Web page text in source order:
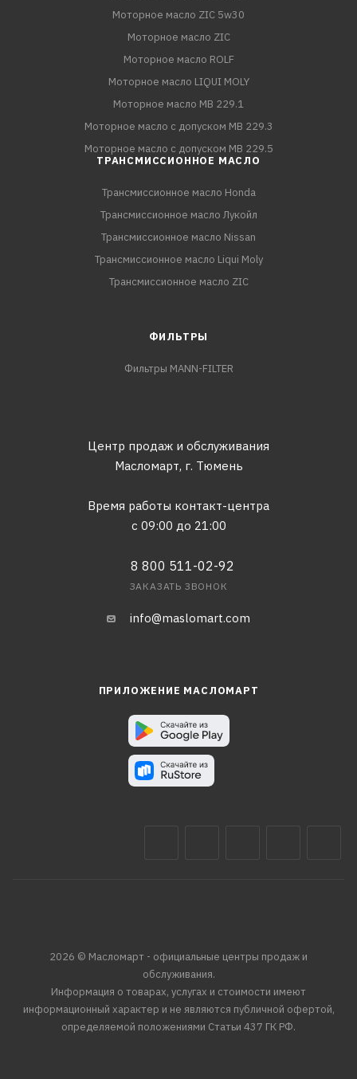
Моторное масло ZIC 5w30
Моторное масло ZIC
Моторное масло ROLF
Моторное масло LIQUI MOLY
Моторное масло MB 229.1
Моторное масло с допуском MB 229.3
Моторное масло с допуском MB 229.5
ТРАНСМИССИОННОЕ МАСЛО
Трансмиссионное масло Honda
Трансмиссионное масло Лукойл
Трансмиссионное масло Nissan
Трансмиссионное масло Liqui Moly
Трансмиссионное масло ZIC
ФИЛЬТРЫ
Фильтры MANN-FILTER
Центр продаж и обслуживания
Масломарт, г. Тюмень
Время работы контакт-центра
с 09:00 до 21:00
8 800 511-02-92
ЗАКАЗАТЬ ЗВОНОК
info@maslomart.com
ПРИЛОЖЕНИЕ МАСЛОМАРТ
2026 © Масломарт - официальные центры продаж и
обслуживания.
Информация о товарах, услугах и стоимости имеют
информационный характер и не являются публичной офертой,
определяемой положениями Статьи 437 ГК РФ.